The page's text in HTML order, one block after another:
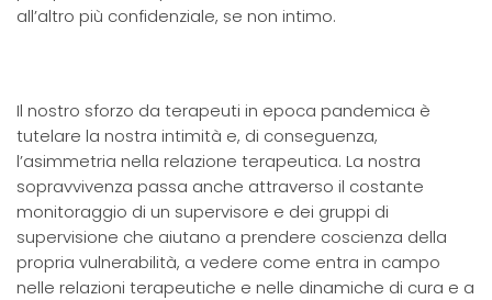
all’altro più confidenziale, se non intimo.
Il nostro sforzo da terapeuti in epoca pandemica è
tutelare la nostra intimità e, di conseguenza,
l’asimmetria nella relazione terapeutica. La nostra
sopravvivenza passa anche attraverso il costante
monitoraggio di un supervisore e dei gruppi di
supervisione che aiutano a prendere coscienza della
propria vulnerabilità, a vedere come entra in campo
nelle relazioni terapeutiche e nelle dinamiche di cura e a